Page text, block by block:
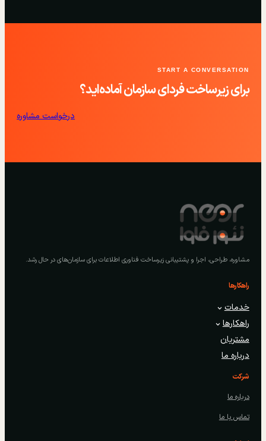
START A CONVERSATION
برای زیرساخت فردای سازمان آماده‌اید؟
درخواست مشاوره
مشاوره، طراحی، اجرا و پشتیبانی زیرساخت فناوری اطلاعات برای سازمان‌های در حال رشد.
راهکارها
خدمات
راهکارها
مشتریان
درباره ما
شرکت
درباره ما
تماس با ما